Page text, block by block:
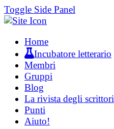
Toggle Side Panel
Home
Incubatore letterario
Membri
Gruppi
Blog
La rivista degli scrittori
Punti
Aiuto!